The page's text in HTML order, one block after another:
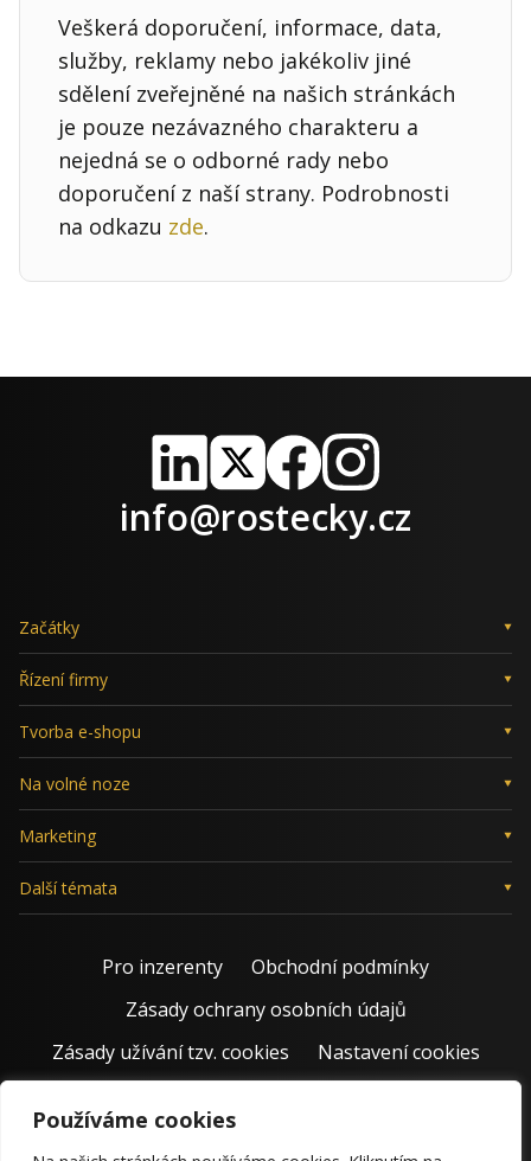
Používáme cookies
Veškerá doporučení, informace, data,
služby, reklamy nebo jakékoliv jiné
sdělení zveřejněné na našich stránkách
je pouze nezávazného charakteru a
nejedná se o odborné rady nebo
doporučení z naší strany. Podrobnosti
na odkazu zde.
LinkedIn
X FacebookInstagram
info@rostecky.cz
Začátky
Řízení firmy
Tvorba e-shopu
Na volné noze
Marketing
Další témata
Pro inzerenty
Obchodní podmínky
Zásady ochrany osobních údajů
Zásady užívání tzv. cookies
Nastavení cookies